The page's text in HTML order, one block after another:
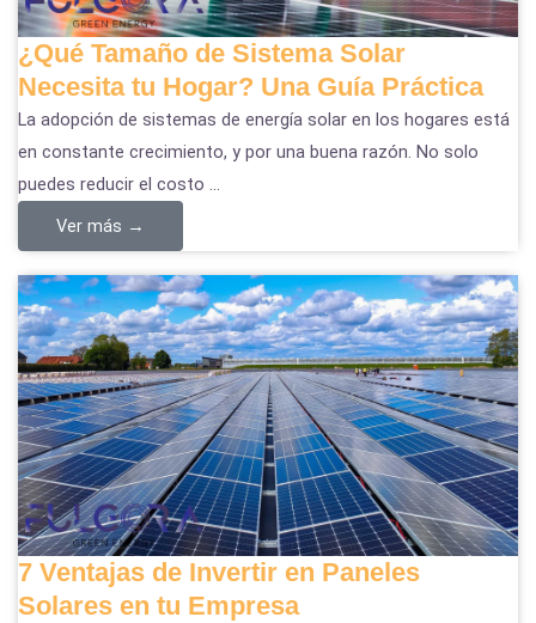
¿Qué Tamaño de Sistema Solar
Necesita tu Hogar? Una Guía Práctica
La adopción de sistemas de energía solar en los hogares está
en constante crecimiento, y por una buena razón. No solo
puedes reducir el costo ...
Ver más →
7 Ventajas de Invertir en Paneles
Solares en tu Empresa